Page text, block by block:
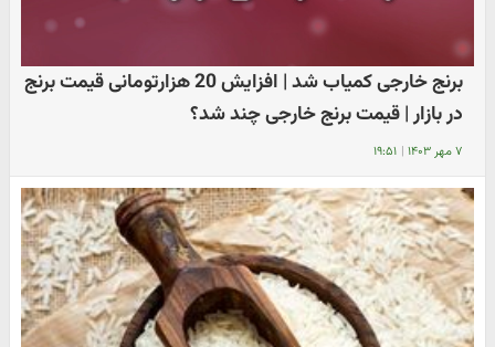
برنج خارجی کمیاب شد | افزایش 20 هزارتومانی قیمت برنج
در بازار | قیمت برنج خارجی چند شد؟
۷ مهر ۱۴۰۳ | ۱۹:۵۱